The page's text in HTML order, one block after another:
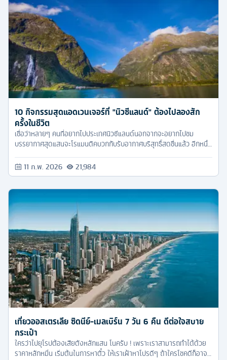
10 กิจกรรมสุดแอดเวนเจอร์ที่ "นิวซีแลนด์" ต้องไปลองสัก
ครั้งในชีวิต
เชื่อว่าหลายๆ คนที่อยากไปประเทศนิวซีแลนด์นอกจากจะอยากไปชม
บรรยากาศสุดแสนจะโรแมนติคบวกกับรับอากาศบริสุทธิ์สดชื่นแล้ว อีกหนึ่ง
เวนเจอร์ นั่นเอง
11 ก.พ. 2026 21,984
เที่ยวออสเตรเลีย ซิดนีย์-เมลเบิร์น 7 วัน 6 คืน ดีต่อใจสบาย
กระเป๋า
ใครว่าไปยุโรปต้องเสียตังหลักแสน โนครับ ! เพราะเราสามารถทำได้ด้วย
ราคาหลักหมื่น เริ่มต้นในการหาตั๋ว ให้เราเฝ้าหาโปรดีๆ ถ้าใครโชคดีก็อาจ